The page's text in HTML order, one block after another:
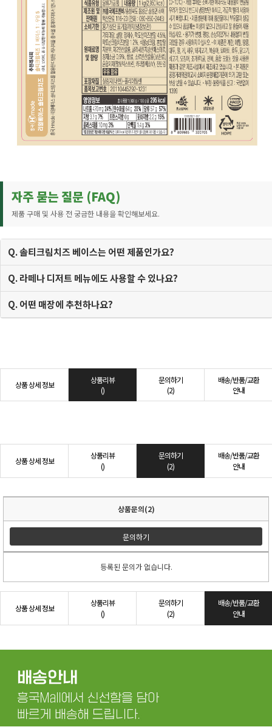
자주 묻는 질문 (FAQ)
제품 구매 및 사용 전 궁금한 내용을 확인해보세요.
Q. 솔티크림치즈 베이스는 어떤 제품인가요?
Q. 라떼나 디저트 메뉴에도 사용할 수 있나요?
Q. 어떤 매장에 추천하나요?
상품 상세 정보
상품리뷰
()
문의하기
(2)
배송/반품/교환
안내
상품 상세 정보
상품리뷰
()
문의하기
(2)
배송/반품/교환
안내
상품문의(2)
문의하기
등록된 문의가 없습니다.
상품 상세 정보
상품리뷰
()
문의하기
(2)
배송/반품/교환
안내